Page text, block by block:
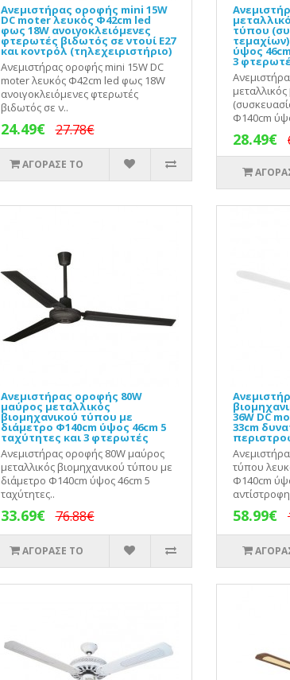
Ανεμιστήρας οροφής mini 15W
DC moter λευκός Φ42cm led
φως 18W ανοιγοκλειόμενες
φτερωτές βιδωτός σε ντουί Ε27
και κοντρόλ (τηλεχειριστήριο)
Ανεμιστήρας οροφής mini 15W DC
moter λευκός Φ42cm led φως 18W
ανοιγοκλειόμενες φτερωτές
βιδωτός σε ν..
24.49€ 27.78€
ΑΓΟΡΑΣΕ ΤΟ
τύπου
ύψος
3
Φ140cm
28.49€
Ανεμιστήρας οροφής 80W
μαύρος μεταλλικός
βιομηχανικού τύπου με
διάμετρο Φ140cm ύψος 46cm 5
ταχύτητες και 3 φτερωτές
Ανεμιστήρας οροφής 80W μαύρος
μεταλλικός βιομηχανικού τύπου με
διάμετρο Φ140cm ύψος 46cm 5
ταχύτητες..
33.69€ 76.88€
ΑΓΟΡΑΣΕ ΤΟ
36W DC
33cm
τύπου
Φ140cm
58.99€